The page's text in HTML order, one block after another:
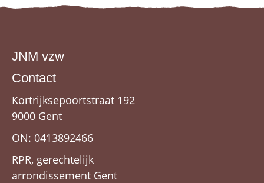
JNM vzw
Contact
Kortrijksepoortstraat 192
9000 Gent
ON: 0413892466
RPR, gerechtelijk
arrondissement Gent